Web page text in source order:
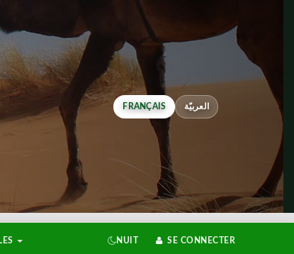
FRANÇAIS العربيّة
NUIT SE CONNECTER